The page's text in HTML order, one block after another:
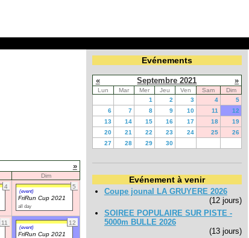
»
Dim
4 5
(event)
FriRun Cup 2021
all day
11 12
(event)
FriRun Cup 2021
Evénements
« Septembre 2021 »
Lun Mar Mer Jeu Ven Sam
Dim
1
2 3 4
5
6
7 8 9 10 11
12
13
14 15 16 17 18
19
20
21 22 23 24 25
26
27
28 29 30
Evénement à venir
Coupe jounal LA GRUYERE 2026
(12 jours)
SOIREE POPULAIRE SUR PISTE -
5000m BULLE 2026
(13 jours)